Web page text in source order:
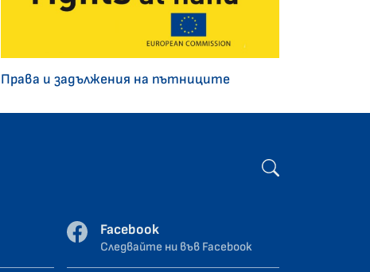
Права и задължения на пътниците
Facebook
Следвайте ни във Facebook